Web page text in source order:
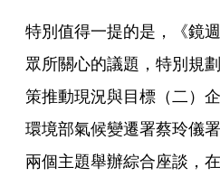
特別值得一提的是，《鏡
眾所關心的議題，特別規
策推動現況與目標（二）
環境部氣候變遷署蔡玲儀
兩個主題舉辦綜合座談，